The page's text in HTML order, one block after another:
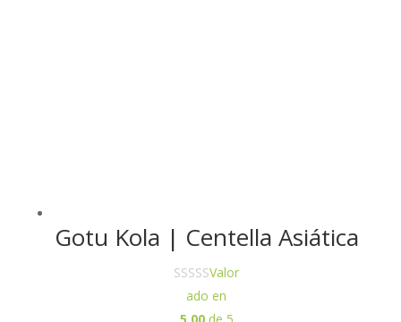
Gotu Kola | Centella Asiática
Valor
ado en